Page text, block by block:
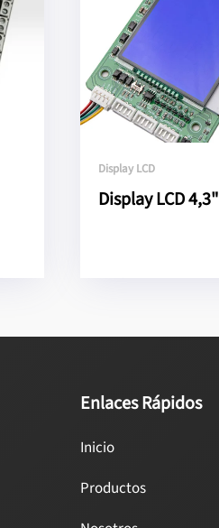
Display LCD
Display LCD 4,3"
Enlaces Rápidos
Inicio
Productos